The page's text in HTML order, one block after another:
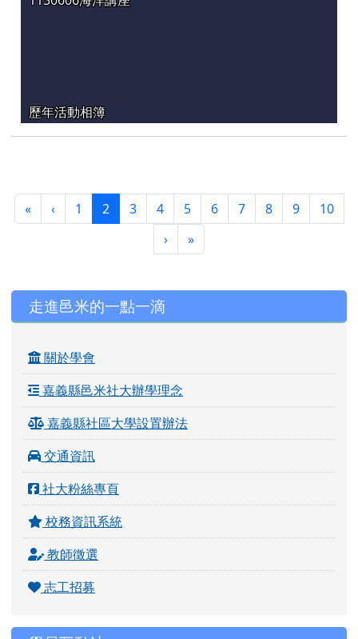
歷年活動相簿
«第一頁
‹上一頁
1 2(目前頁次)
3 4 5 6 7 8 9
10
›下一頁
»最後頁
左邊區域內容
走進邑米的一點一滴
關於學會
嘉義縣邑米社大辦學理念
嘉義縣社區大學設置辦法
交通資訊
社大粉絲專頁
校務資訊系統
教師徵選
志工招募